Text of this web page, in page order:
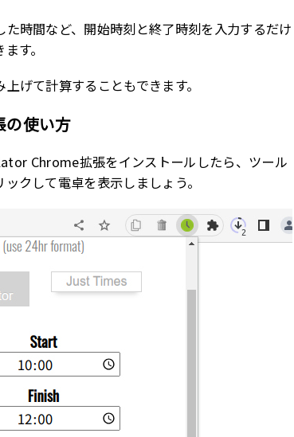
時間など、開始時刻と終了時刻を入力するだけ
す。
げて計算することもできます。
使い方
Chrome拡張をインストールしたら、ツール
クして電卓を表示しましょう。